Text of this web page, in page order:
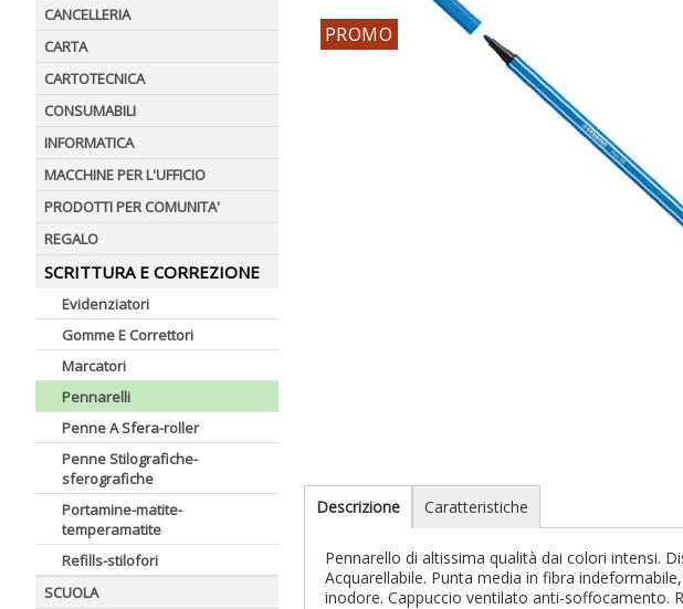
CANCELLERIA
CARTA
CARTOTECNICA
CONSUMABILI
INFORMATICA
MACCHINE PER L'UFFICIO
PRODOTTI PER COMUNITA'
REGALO
SCRITTURA E CORREZIONE
Evidenziatori
Gomme E Correttori
Marcatori
Pennarelli
Penne A Sfera-roller
Penne Stilografiche-
sferografiche
Portamine-matite-
temperamatite
Refills-stilofori
SCUOLA
PROMO
Descrizione Caratteristiche
Pennarello di altissima qualità dai colori intensi.
Acquarellabile. Punta media in fibra
inodore. Cappuccio ventilato anti-soffocamento.